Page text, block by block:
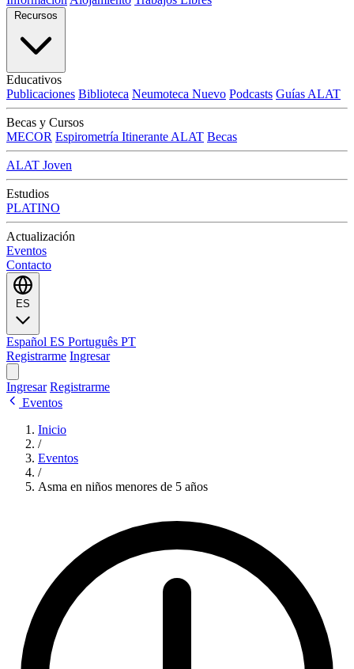
Recursos
Educativos
Publicaciones Biblioteca Neumoteca Nuevo Podcasts Guías ALAT
Becas y Cursos
MECOR Espirometría Itinerante ALAT Becas
ALAT Joven
Estudios
PLATINO
Actualización
Eventos
Contacto
ES
Español ES Português PT
Registrarme Ingresar
Ingresar Registrarme
Eventos
Inicio
/
Eventos
/
Asma en niños menores de 5 años